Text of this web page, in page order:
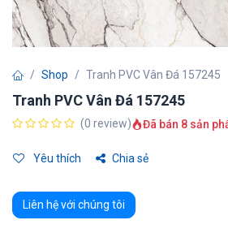
Shop Tranh PVC Vân Đá 157245
Tranh PVC Vân Đá 157245
(0 review) Đã bán 8 sản
Yêu thích Chia sẻ
Liên hệ với chúng tôi